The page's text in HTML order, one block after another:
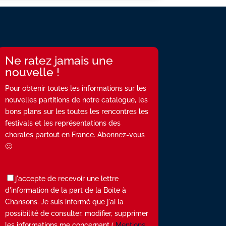
Ne ratez jamais une
nouvelle !
Pour obtenir toutes les informations sur les
nouvelles partitions de notre catalogue, les
bons plans sur les toutes les rencontres les
festivals et les représentations des
chorales partout en France. Abonnez-vous
🙂
j'accepte de recevoir une lettre
d'information de la part de la Boite à
Chansons. Je suis informé que j'ai la
possibilité de consulter, modifier, supprimer